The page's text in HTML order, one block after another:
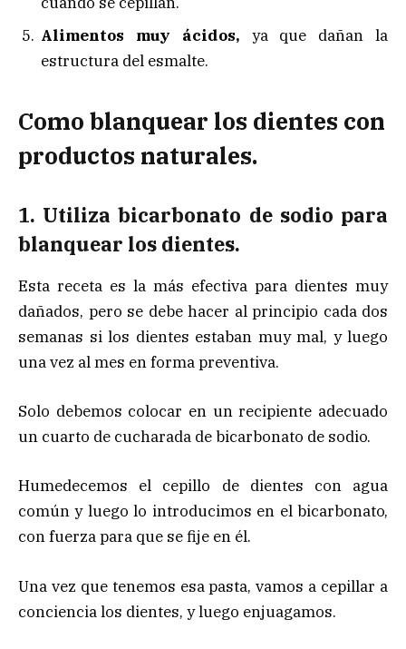
Alimentos muy ácidos, ya que dañan la
estructura del esmalte.
Como blanquear los dientes con
productos naturales.
1. Utiliza bicarbonato de sodio para
blanquear los dientes.
Esta receta es la más efectiva para dientes muy
dañados, pero se debe hacer al principio cada dos
semanas si los dientes estaban muy mal, y luego
una vez al mes en forma preventiva.
Solo debemos colocar en un recipiente adecuado
un cuarto de cucharada de bicarbonato de sodio.
Humedecemos el cepillo de dientes con agua
común y luego lo introducimos en el bicarbonato,
con fuerza para que se fije en él.
Una vez que tenemos esa pasta, vamos a cepillar a
conciencia los dientes, y luego enjuagamos.